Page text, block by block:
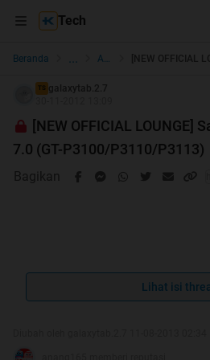
Tech
Beranda ... Android
TS galaxytab.2.7
[NEW OFFICIAL LOUNGE]
7.0 (GT-P3100/P3110/P3113)
Bagikan
Lihat isi